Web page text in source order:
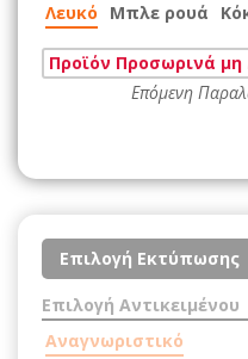
Λευκό
Μπλε ρουά
Προϊόν Προσωρινά μη
Επόμενη
Επιλογή Εκτύπωσης
Επιλογή Αντικειμένου
Αναγνωριστικό